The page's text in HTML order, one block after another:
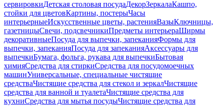
сервировкиДетская столовая посудаДекорЗеркалаКашпо,
стойки для цветовКартины, постерыЧасы
интерьерныеИскусственные цветы, растенияВазыКлючницы,
газетницыСвечи, подсвечникиПредметы интерьераШирмы
декоративныеПосуда для выпечки, запеканияФормы для
выпечки, запеканияПосуда для запеканияАксессуары для
выпечкиБумага, фольга, рукава для выпечкиБытовая
химияСредства для стиркиСредства для посудомоечных
машинУниверсальные, специальные чистящие
средстваЧистящие средства для стекол и зеркалЧистящие
средства для ванной и туалетаЧистящие средства для
кухниСредства для мытья посудыЧистящие средства для